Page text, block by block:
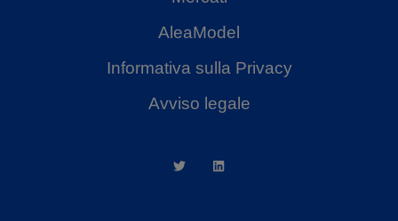
AleaModel
Informativa sulla Privacy
Avviso legale